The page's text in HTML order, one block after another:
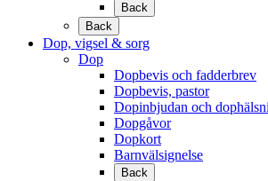
Back
Back
Dop, vigsel & sorg
Dop
Dopbevis och fadderbrev
Dopbevis, pastor
Dopinbjudan och
Dopgåvor
Dopkort
Barnvälsignelse
Back